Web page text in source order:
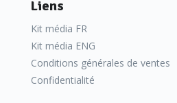
Liens
Kit média FR
Kit média ENG
Conditions générales de ventes
Confidentialité